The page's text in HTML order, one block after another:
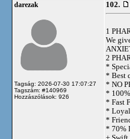
darezak
Tagság: 2026-07-30 17:07:27
Tagszám: #140969
Hozzászólások: 926
102.
1
We
2
*
* Best
* NO
*
* Fast
*
*
* 70%